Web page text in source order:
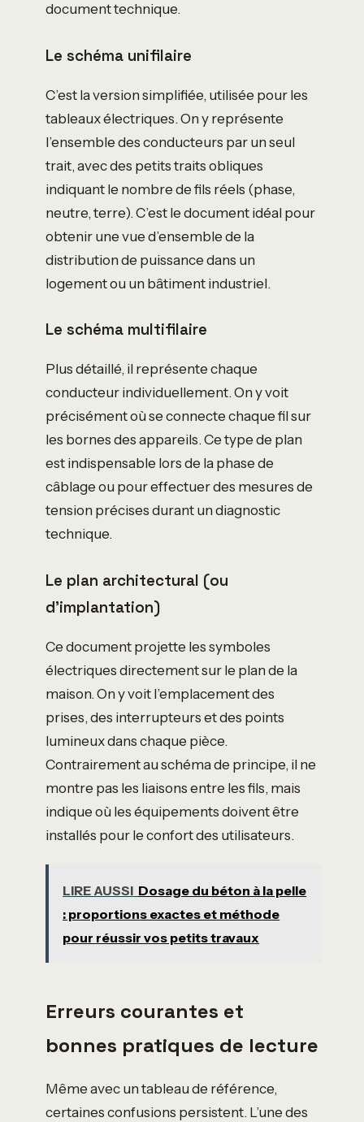
document technique.
Le schéma unifilaire
C’est la version simplifiée, utilisée pour les
tableaux électriques. On y représente
l’ensemble des conducteurs par un seul
trait, avec des petits traits obliques
indiquant le nombre de fils réels (phase,
neutre, terre). C’est le document idéal pour
obtenir une vue d’ensemble de la
distribution de puissance dans un
logement ou un bâtiment industriel.
Le schéma multifilaire
Plus détaillé, il représente chaque
conducteur individuellement. On y voit
précisément où se connecte chaque fil sur
les bornes des appareils. Ce type de plan
est indispensable lors de la phase de
câblage ou pour effectuer des mesures de
tension précises durant un diagnostic
technique.
Le plan architectural (ou
d’implantation)
Ce document projette les symboles
électriques directement sur le plan de la
maison. On y voit l’emplacement des
prises, des interrupteurs et des points
lumineux dans chaque pièce.
Contrairement au schéma de principe, il ne
montre pas les liaisons entre les fils, mais
indique où les équipements doivent être
installés pour le confort des utilisateurs.
LIRE AUSSI Dosage du béton à la pelle
: proportions exactes et méthode
pour réussir vos petits travaux
Erreurs courantes et
bonnes pratiques de lecture
Même avec un tableau de référence,
certaines confusions persistent. L’une des